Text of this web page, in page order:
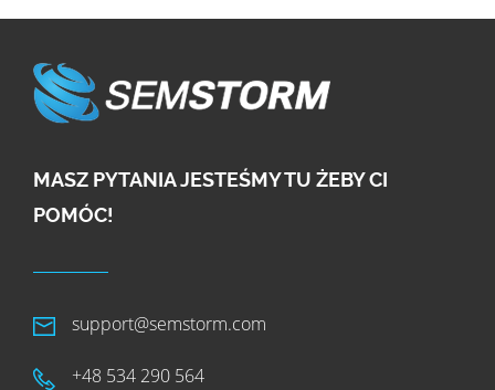
MASZ PYTANIA JESTEŚMY TU ŻEBY CI
POMÓC!
support@semstorm.com
+48 534 290 564